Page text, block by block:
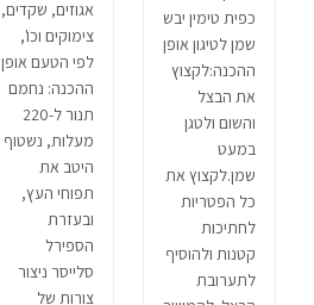
כפית טימין יבש
שמן לטיגון אופן
ההכנה:לקצוץ
את הבצל
והשום ולטגן
במעט
שמן.לקצוץ את
כל הפטריות
לחתיכות
קטנות ולהוסיף
לתערובת
אגוזים, שקדים,
צימוקים וכו',
לפי הטעם אופן
ההכנה: נחמם
תנור ל-220
מעלות, נשטוף
היטב את
תפוחי העץ,
ובעזרת
הספירל
סלייסר ניצור
צורות של